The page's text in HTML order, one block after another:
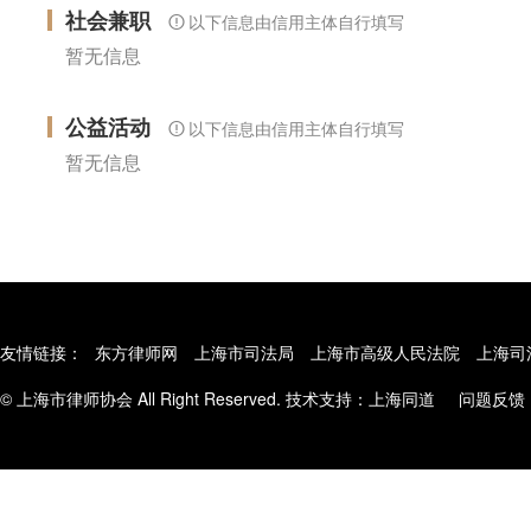
社会兼职 以下信息由信用主体自行填写
暂无信息
公益活动 以下信息由信用主体自行填写
暂无信息
友情链接： 东方律师网 上海市司法局 上海市高级人民法院
上海
© 上海市律师协会 All Right Reserved. 技术支持： 上海同道 问题反馈